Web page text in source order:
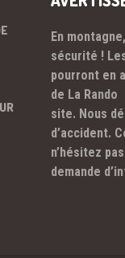
En
sécurité !
pourront en
de La
site. Nous
d’accident.
n’hésitez
demande